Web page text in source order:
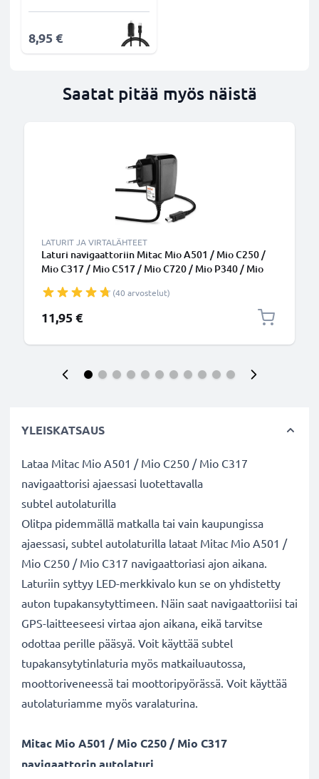
8,95 €
Saatat pitää myös näistä
LATURIT JA VIRTALÄHTEET
Laturi navigaattoriin Mitac Mio A501 / Mio C250 /
Mio C317 / Mio C517 / Mio C720 / Mio P340 / Mio
virtajohto, GPS-laturi(40 arvostelut)
11,95 €
YLEISKATSAUS
Lataa Mitac Mio A501 / Mio C250 / Mio C317
navigaattorisi ajaessasi luotettavalla
subtel autolaturilla
Olitpa pidemmällä matkalla tai vain kaupungissa
ajaessasi, subtel autolaturilla lataat Mitac Mio A501 /
Mio C250 / Mio C317 navigaattoriasi ajon aikana.
Laturiin syttyy LED-merkkivalo kun se on yhdistetty
auton tupakansytyttimeen. Näin saat navigaattoriisi tai
GPS-laitteeseesi virtaa ajon aikana, eikä tarvitse
odottaa perille pääsyä. Voit käyttää subtel
tupakansytytinlaturia myös matkailuautossa,
moottoriveneessä tai moottoripyörässä. Voit käyttää
autolaturiamme myös varalaturina.
Mitac Mio A501 / Mio C250 / Mio C317
navigaattorin autolaturi